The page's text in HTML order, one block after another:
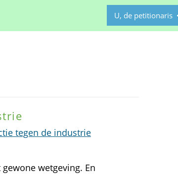
U, de petitionaris
tegen de industrie
wetgeving. En